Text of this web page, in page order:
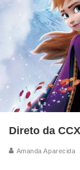
Direto da
Amanda Aparecida